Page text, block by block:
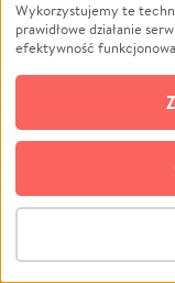
50zł
Wykorzystujemy te
prawidłowe działanie
efektywność
technologii do celów
zgodę na ich stosowanie
możliwość zmiany swoich
do której link znajdziesz
cookie wykorzystywane
działanie serwisu
użytkownicy